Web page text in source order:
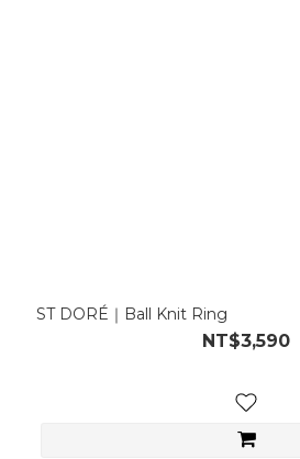
ST DORÉ｜Ball Knit Ring
NT$3,590